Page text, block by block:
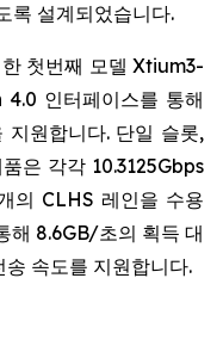
록 설계되었습니다.
첫번째 모델 Xtium3-
인터페이스를 통해
원합니다. 단일 슬롯,
은 각각 10.3125Gbps
의 CLHS 레인을 수용
해 8.6GB/초의 획득 대
속도를 지원합니다.